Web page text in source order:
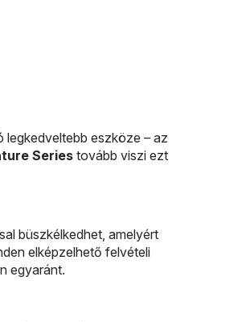
legkedveltebb eszköze – az
Seriestovább viszi ezt
büszkélkedhet, amelyért
elképzelhető felvételi
egyaránt.